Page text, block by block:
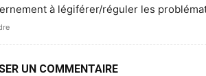
à légiférer/réguler les
UN COMMENTAIRE